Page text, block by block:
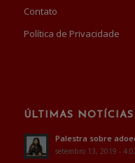
Contato
Política de Privacidade
ÚLTIMAS NOTÍCIAS
Palestra sobre
setembro 13, 2019 -